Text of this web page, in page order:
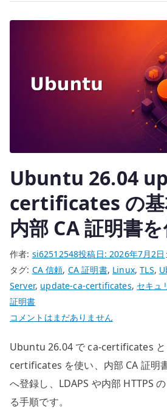
へ
r
Ubuntu 26.04
certificates の基
内部 CA 証明書
作者: si62512548投稿日:2026年7月2日
タグ: CA 信頼, CA 証明書, Linux,TLS,
Server, update-ca-certificates, セキュ
証明書
Ubuntu
update-
ca-
certificates
の
コメントはまだありません
Ubuntu 26.04 で ca-certificates
certificates を使い、内部 CA 証明
へ登録し、LDAPS や内部 HTTPS
る手順です。